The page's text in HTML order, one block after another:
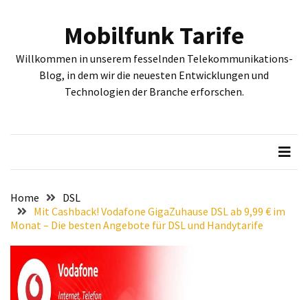
BEITRÄGE
Pixel
und
Google
Mobilfunk Tarife
Willkommen in unserem fesselnden Telekommunikations-
Blog, in dem wir die neuesten Entwicklungen und
Technologien der Branche erforschen.
Home
DSL
Mit Cashback! Vodafone GigaZuhause DSL ab 9,99 € im
Monat – Die besten Angebote für DSL und Handytarife